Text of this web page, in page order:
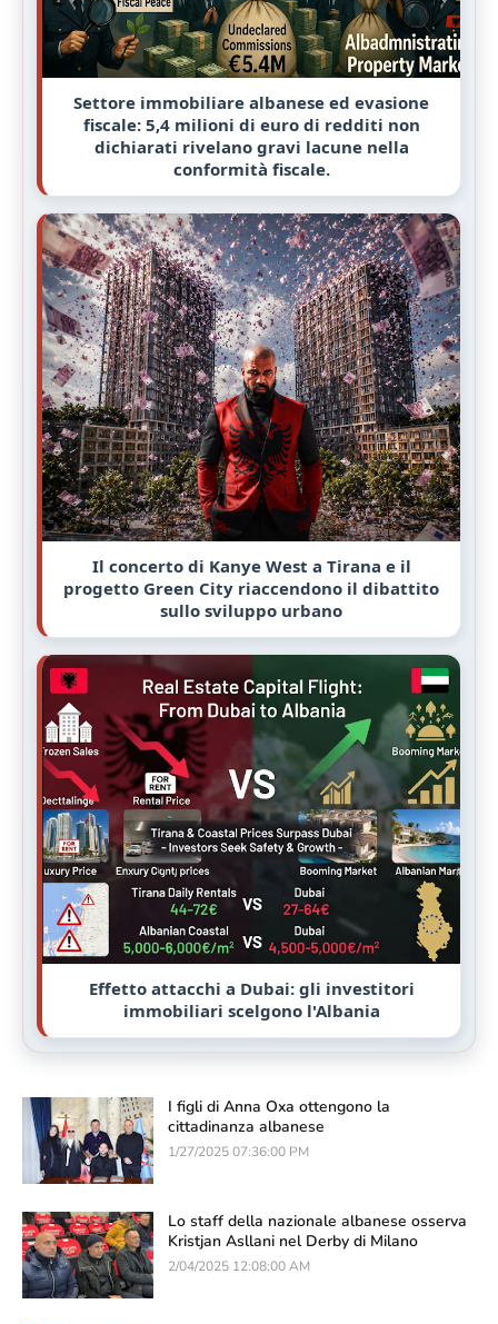
Settore immobiliare albanese ed evasione
fiscale: 5,4 milioni di euro di redditi non
dichiarati rivelano gravi lacune nella
conformità fiscale.
Il concerto di Kanye West a Tirana e il
progetto Green City riaccendono il dibattito
sullo sviluppo urbano
Effetto attacchi a Dubai: gli investitori
immobiliari scelgono l'Albania
I figli di Anna Oxa ottengono la
cittadinanza albanese
1/27/2025 07:36:00 PM
Lo staff della nazionale albanese osserva
Kristjan Asllani nel Derby di Milano
2/04/2025 12:08:00 AM